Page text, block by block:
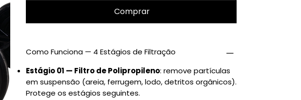
Comprar
Como Funciona — 4 Estágios de Filtração
Estágio 01 — Filtro de Polipropileno: remove partículas
em suspensão (areia, ferrugem, lodo, detritos orgânicos).
Protege os estágios seguintes.